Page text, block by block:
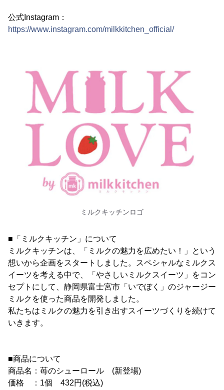
公式Instagram：
https://www.instagram.com/milkkitchen_official/
ミルクキッチンロゴ
■「ミルクキッチン」について
ミルクキッチンは、「ミルクの魅力を広めたい！」という
想いから企画をスタートしました。スペシャルなミルクス
イーツを考える中で、「やさしいミルクスイーツ」をコン
セプトにして、静岡県富士宮市「いでぼく」のジャージー
ミルクを使った商品を開発しました。
私たちはミルクの魅力を引き出すスイーツづくりを続けて
いきます。
■商品について
商品名：苺のシューロール (新登場)
価格 ：1個 432円(税込)